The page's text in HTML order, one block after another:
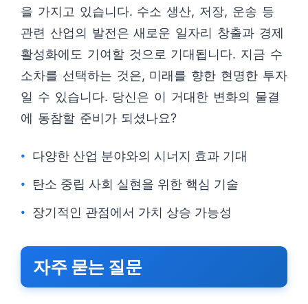
을 가지고 있습니다. 수소 생산, 저장, 운송 등
관련 산업의 발전은 새로운 일자리 창출과 경제
활성화에도 기여할 것으로 기대됩니다. 지금 수
소차를 선택하는 것은, 미래를 향한 현명한 투자
일 수 있습니다. 당신은 이 거대한 변화의 물결
에 동참할 준비가 되셨나요?
다양한 산업 분야와의 시너지 효과 기대
탄소 중립 사회 실현을 위한 핵심 기술
장기적인 관점에서 가치 상승 가능성
자주 묻는 질문